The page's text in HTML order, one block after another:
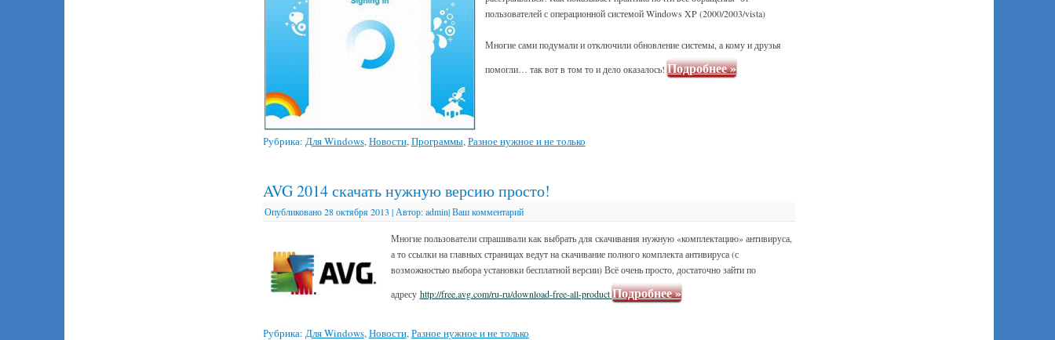
пользователей с операционной системой Windows XP (2000/2003/vista)
Многие сами подумали и отключили обновление системы, а кому и друзья
помогли… так вот в том то и дело оказалось! Подробнее»
Рубрика: Для Windows,Новости,Программы,Разное нужное и не только
AVG 2014 скачать нужную версию просто!
Опубликовано 28 октября 2013 |Автор: admin| Ваш комментарий
Многие пользователи спрашивали как выбрать для скачивания нужную «комплектацию» антивируса,
а то ссылки на главных страницах ведут на скачивание полного комплекта антивируса (с
возможностью выбора установки бесплатной версии) Всё очень просто, достаточно зайти по
адресу http://free.avg.com/ru-ru/download-free-all-productПодробнее»
Рубрика: Для Windows,Новости,Разное нужное и не только